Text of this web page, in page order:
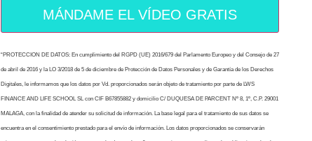
MÁNDAME EL VÍDEO GRATIS
“PROTECCION DE DATOS: En cumplimiento del RGPD (UE) 2016/679 del Parlamento Europeo y del Consejo de 27
de abril de 2016 y la LO 3/2018 de 5 de diciembre de Protección de Datos Personales y de Garantía de los Derechos
Digitales, le informamos que los datos por Vd. proporcionados serán objeto de tratamiento por parte de LWS
FINANCE AND LIFE SCHOOL SL con CIF B67855882 y domicilio C/ DUQUESA DE PARCENT Nº 8, 1º, C.P. 29001
MALAGA, con la finalidad de atender su solicitud de información. La base legal para el tratamiento de sus datos se
encuentra en el consentimiento prestado para el envío de información. Los datos proporcionados se conservarán